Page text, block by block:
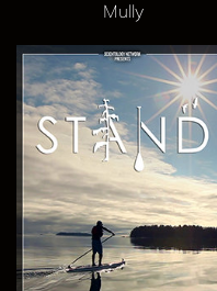
Mully